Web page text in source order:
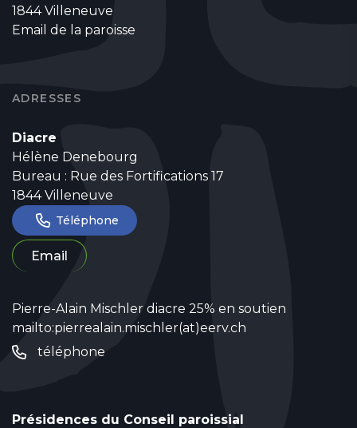
1844 Villeneuve
Email de la paroisse
ADRESSES
Diacre
Hélène Denebourg
Bureau : Rue des Fortifications 17
1844 Villeneuve
Téléphone
Email
Pierre-Alain Mischler diacre 25% en soutien
mailto:pierrealain.mischler(at)eerv.ch
téléphone
Présidences du Conseil paroissial